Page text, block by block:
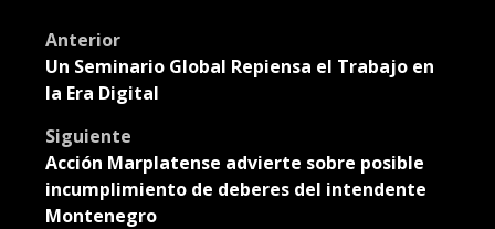
Post
navigation
Anterior
Un Seminario Global Repiensa el Trabajo en
la Era Digital
Siguiente
Acción Marplatense advierte sobre posible
incumplimiento de deberes del intendente
Montenegro